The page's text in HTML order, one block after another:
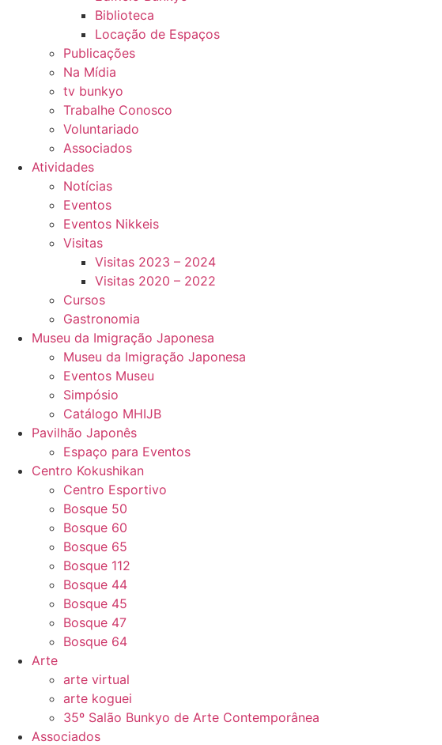
Biblioteca
Locação de Espaços
Publicações
Na Mídia
tv bunkyo
Trabalhe Conosco
Voluntariado
Associados
Atividades
Notícias
Eventos
Eventos Nikkeis
Visitas
Visitas 2023 – 2024
Visitas 2020 – 2022
Cursos
Gastronomia
Museu da Imigração Japonesa
Museu da Imigração Japonesa
Eventos Museu
Simpósio
Catálogo MHIJB
Pavilhão Japonês
Espaço para Eventos
Centro Kokushikan
Centro Esportivo
Bosque 50
Bosque 60
Bosque 65
Bosque 112
Bosque 44
Bosque 45
Bosque 47
Bosque 64
Arte
arte virtual
arte koguei
35º Salão Bunkyo de Arte Contemporânea
Associados